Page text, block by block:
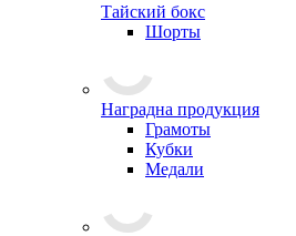
Тайский бокс
Шорты
Наградна продукция
Грамоты
Кубки
Медали